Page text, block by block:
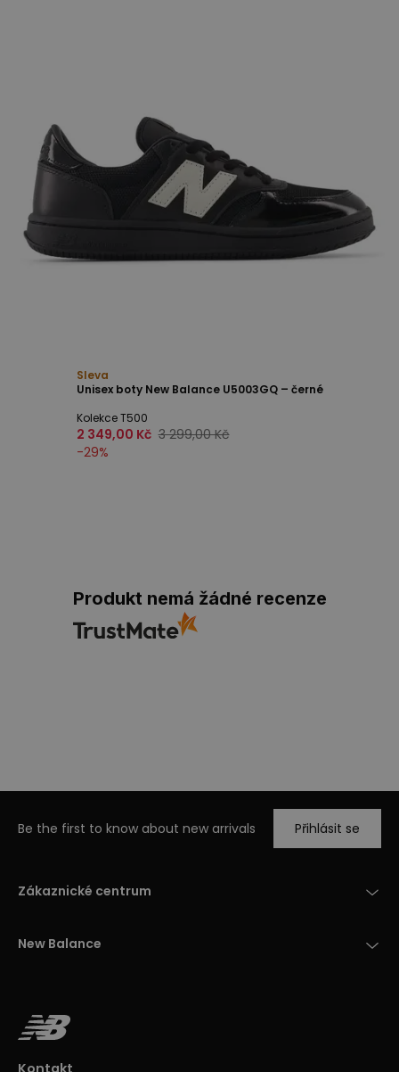
Sleva
Unisex boty New Balance U5003GQ – černé
Kolekce T500
2 349,00 Kč 3 299,00 Kč
-29%
Produkt nemá žádné recenze
Be the first to know about new arrivals Přihlásit se
Zákaznické centrum
New Balance
Kontakt